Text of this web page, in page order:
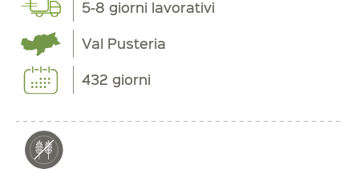
5-8 giorni lavorativi
Val Pusteria
432 giorni